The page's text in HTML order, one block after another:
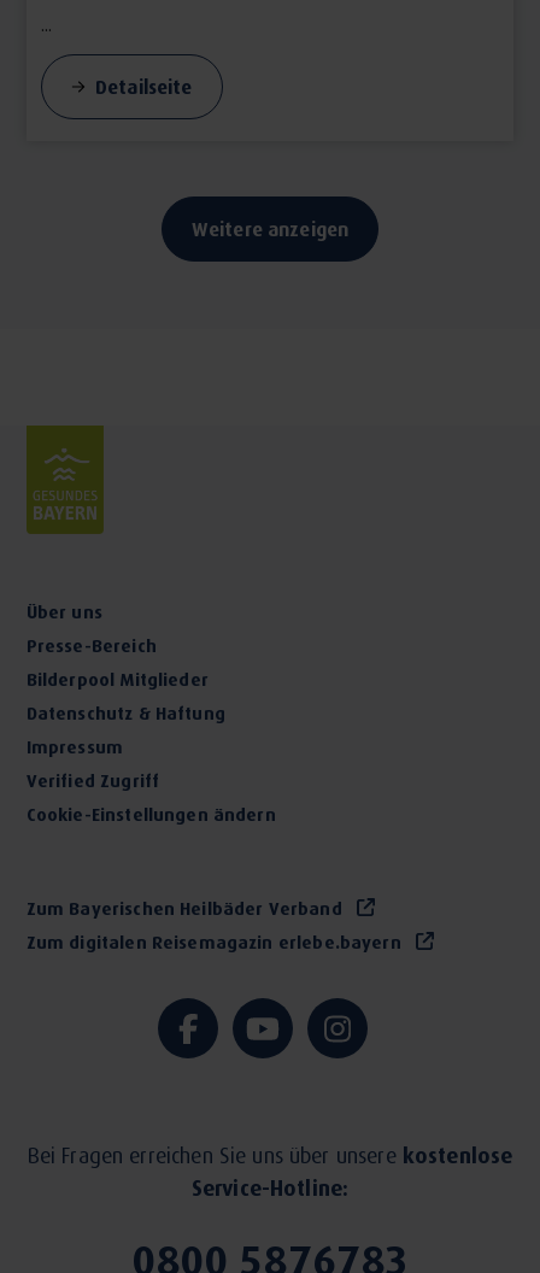
...
Detailseite
Weitere anzeigen
Über uns
Presse-Bereich
Bilderpool Mitglieder
Datenschutz & Haftung
Impressum
Verified Zugriff
Cookie-Einstellungen ändern
Zum Bayerischen Heilbäder Verband
Zum digitalen Reisemagazin erlebe.bayern
Bei Fragen erreichen Sie uns über unsere kostenlose
Service-Hotline:
0800 5876783